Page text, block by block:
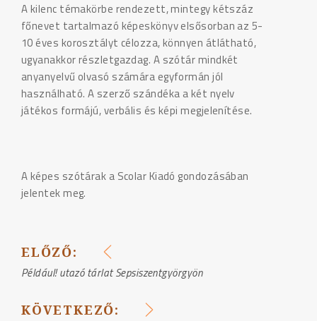
A kilenc témakörbe rendezett, mintegy kétszáz
főnevet tartalmazó képeskönyv elsősorban az 5-
10 éves korosztályt célozza, könnyen átlátható,
ugyanakkor részletgazdag. A szótár mindkét
anyanyelvű olvasó számára egyformán jól
használható. A szerző szándéka a két nyelv
játékos formájú, verbális és képi megjelenítése.
A képes szótárak a Scolar Kiadó gondozásában
jelentek meg.
BEJEGYZÉS
NAVIGÁCIÓ
ELŐZŐ:
Például! utazó tárlat Sepsiszentgyörgyön
KÖVETKEZŐ: